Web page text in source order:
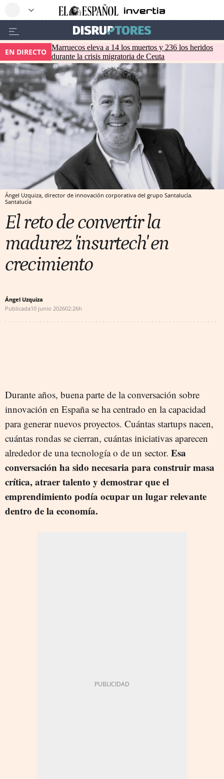
EN DIRECTO Marruecos eleva a 14 los muertos y 236 los heridos
durante la crisis migratoria de Ceuta
Ángel Uzquiza, director de innovación corporativa del grupo Santalucía.
Santalucía
El reto de convertir la
madurez 'insurtech' en
crecimiento
Ángel Uzquiza
Publicada10 junio 202602:26h
Durante años, buena parte de la conversación sobre
innovación en España se ha centrado en la capacidad
para generar nuevos proyectos. Cuántas startups nacen,
cuántas rondas se cierran, cuántas iniciativas aparecen
alrededor de una tecnología o de un sector. Esa
conversación ha sido necesaria para construir masa
crítica, atraer talento y demostrar que el
emprendimiento podía ocupar un lugar relevante
dentro de la economía.